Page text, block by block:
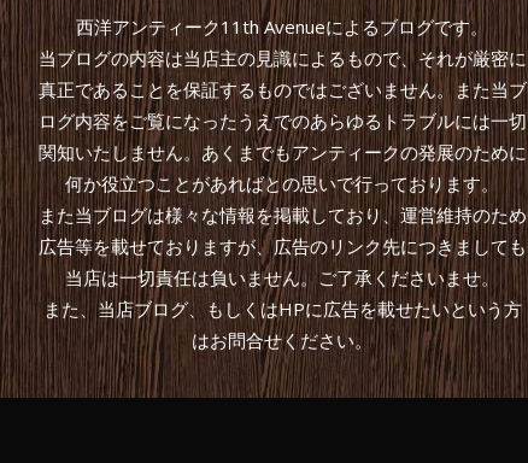
西洋アンティーク11th Avenueによるブログです。
当ブログの内容は当店主の見識によるもので、それが厳密に
真正であることを保証するものではございません。また当ブ
ログ内容をご覧になったうえでのあらゆるトラブルには一切
関知いたしません。あくまでもアンティークの発展のために
何か役立つことがあればとの思いで行っております。
また当ブログは様々な情報を掲載しており、運営維持のため
広告等を載せておりますが、広告のリンク先につきましても
当店は一切責任は負いません。ご了承くださいませ。
また、当店ブログ、もしくはHPに広告を載せたいという方
はお問合せください。